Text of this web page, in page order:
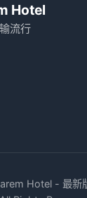
Hotel
流行
Hotel - 最新